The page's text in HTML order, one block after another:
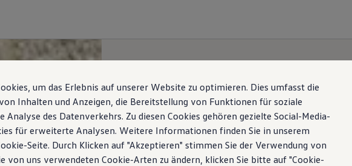
um das Erlebnis auf unserer Website zu optimieren. Dies umfasst die
Inhalten und Anzeigen, die Bereitstellung von Funktionen für soziale
Analyse des Datenverkehrs. Zu diesen Cookies gehören gezielte Social-Media-
für erweiterte Analysen. Weitere Informationen finden Sie in unserem
Seite. Durch Klicken auf "Akzeptieren" stimmen Sie der Verwendung von
von uns verwendeten Cookie-Arten zu ändern, klicken Sie bitte auf "Cookie-